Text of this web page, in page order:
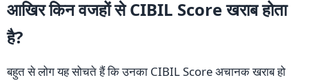
आखिर किन वजहों से CIBIL Score खराब होता
है?
बहुत से लोग यह सोचते हैं कि उनका CIBIL Score अचानक खराब हो